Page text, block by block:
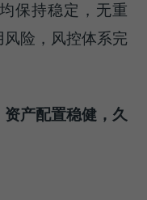
保持稳定，无重
险，风控体系完
资产配置稳健，久